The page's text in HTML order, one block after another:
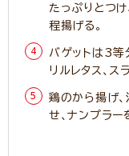
たっぷりとつ
程揚げる。
バゲットは3等
リルレタス、ス
鶏のから揚げ
せ、ナンプラ